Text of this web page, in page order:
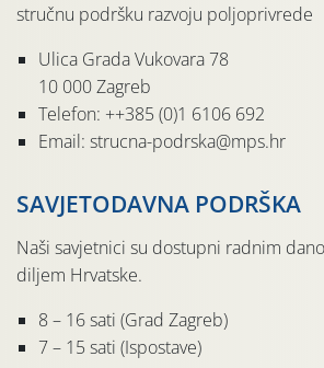
stručnu podršku razvoju poljoprivrede
Ulica Grada Vukovara 78
10 000 Zagreb
Telefon: ++385 (0)1 6106 692
Email: strucna-podrska@mps.hr
SAVJETODAVNA PODRŠKA
Naši savjetnici su dostupni radnim
diljem Hrvatske.
8 – 16 sati (Grad Zagreb)
7 – 15 sati (Ispostave)